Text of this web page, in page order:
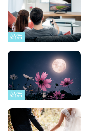
婚活
婚活